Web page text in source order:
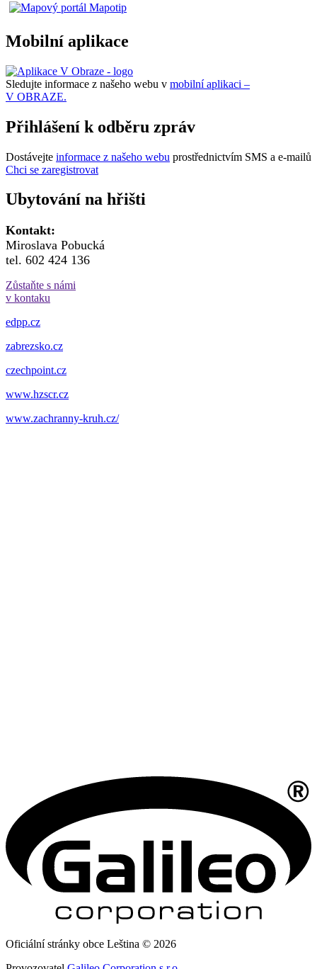
Mobilní aplikace
Sledujte informace z našeho webu v mobilní aplikaci –
V OBRAZE.
Přihlášení k odběru zpráv
Dostávejte informace z našeho webu prostřednictvím SMS a e-mailů
Chci se zaregistrovat
Ubytování na hřišti
Kontakt:
Miroslava Pobucká
tel. 602 424 136
Zůstaňte s námi
v kontaku
edpp.cz
zabrezsko.cz
czechpoint.cz
www.hzscr.cz
www.zachranny-kruh.cz/
Oficiální stránky obce Leština © 2026